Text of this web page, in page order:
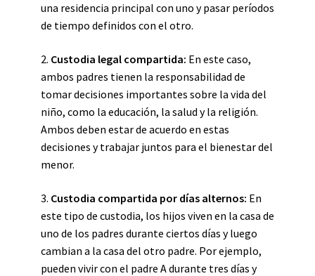
una residencia principal con uno y pasar períodos
de tiempo definidos con el otro.
2. Custodia legal compartida: En este caso,
ambos padres tienen la responsabilidad de
tomar decisiones importantes sobre la vida del
niño, como la educación, la salud y la religión.
Ambos deben estar de acuerdo en estas
decisiones y trabajar juntos para el bienestar del
menor.
3. Custodia compartida por días alternos: En
este tipo de custodia, los hijos viven en la casa de
uno de los padres durante ciertos días y luego
cambian a la casa del otro padre. Por ejemplo,
pueden vivir con el padre A durante tres días y